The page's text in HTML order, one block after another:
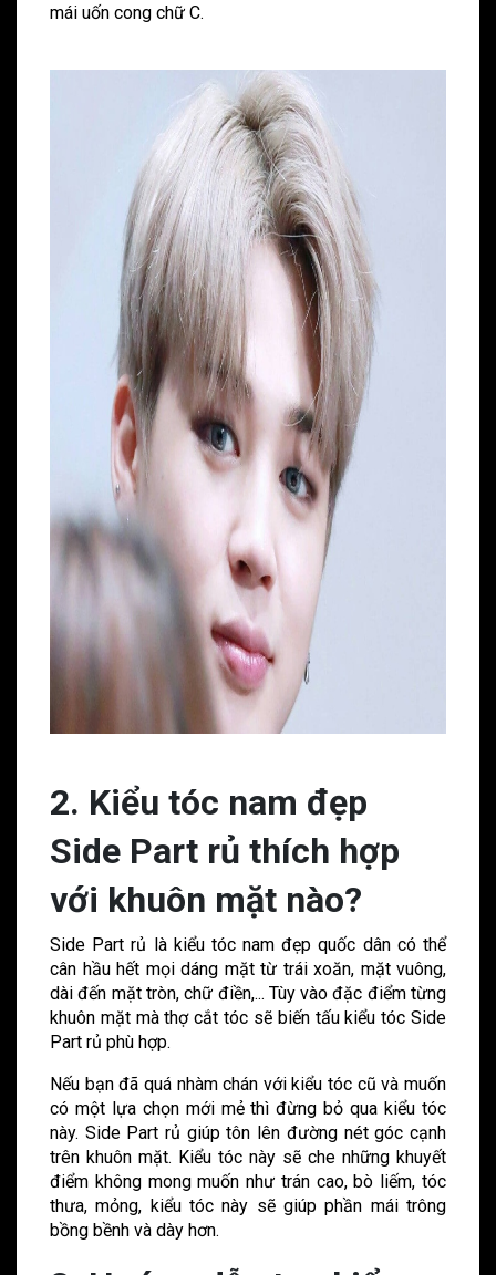
mái uốn cong chữ C.
2. Kiểu tóc nam đẹp
Side Part rủ thích hợp
với khuôn mặt nào?
Side Part rủ là kiểu tóc nam đẹp quốc dân có thể
cân hầu hết mọi dáng mặt từ trái xoăn, mặt vuông,
dài đến mặt tròn, chữ điền,... Tùy vào đặc điểm từng
khuôn mặt mà thợ cắt tóc sẽ biến tấu kiểu tóc Side
Part rủ phù hợp.
Nếu bạn đã quá nhàm chán với kiểu tóc cũ và muốn
có một lựa chọn mới mẻ thì đừng bỏ qua kiểu tóc
này. Side Part rủ giúp tôn lên đường nét góc cạnh
trên khuôn mặt. Kiểu tóc này sẽ che những khuyết
điểm không mong muốn như trán cao, bò liếm, tóc
thưa, mỏng, kiểu tóc này sẽ giúp phần mái trông
bồng bềnh và dày hơn.